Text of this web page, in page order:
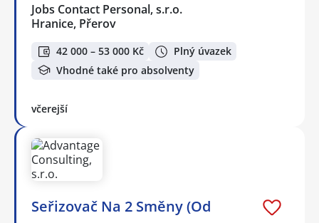
Jobs Contact Personal, s.r.o.
Hranice, Přerov
42 000 – 53 000 Kč
Plný úvazek
Vhodné také pro absolventy
včerejší
Seřizovač Na 2 Směny (Od